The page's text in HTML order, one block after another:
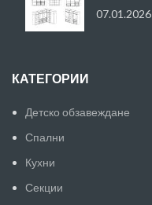
07.01.2026
КАТЕГОРИИ
Детско обзавеждане
Спални
Кухни
Секции